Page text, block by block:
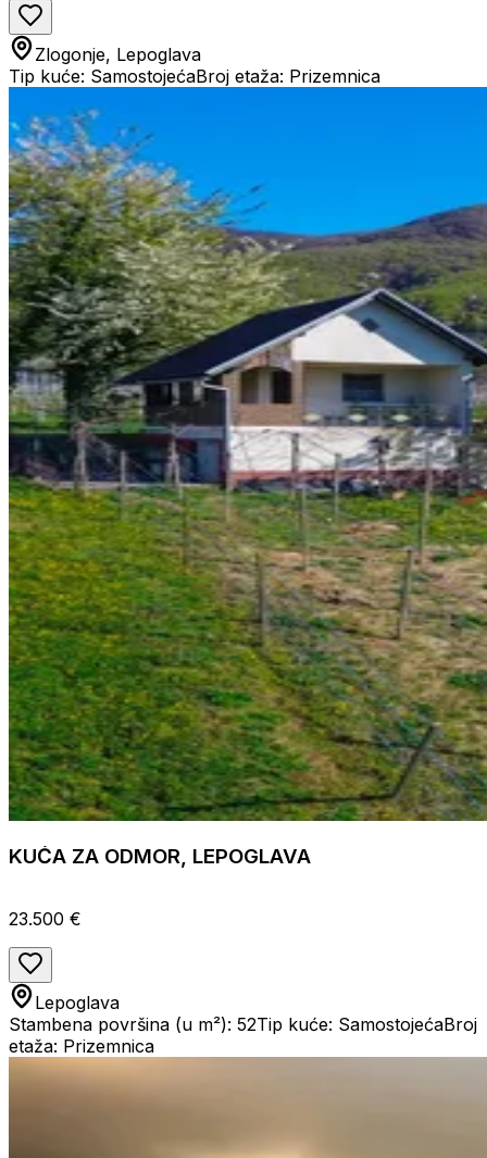
Zlogonje, Lepoglava
Tip kuće: SamostojećaBroj etaža: Prizemnica
KUĆA ZA ODMOR, LEPOGLAVA
23.500 €
Lepoglava
Stambena površina (u m²): 52Tip kuće: SamostojećaBroj
etaža: Prizemnica